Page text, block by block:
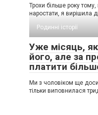
Трохи більше року
наростати, я вирішила
Родинні історії
Уже місяць,
його, але за
платити
Ми з чоловіком ще
тільки виповнилася